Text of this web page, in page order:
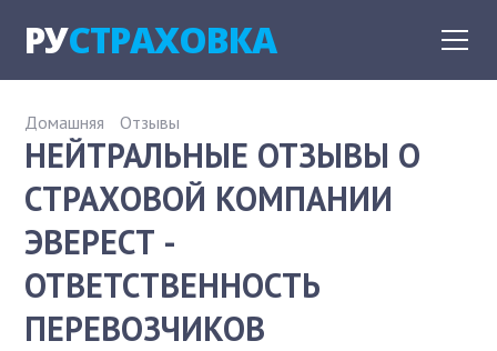
РУСТРАХОВКА
Домашняя Отзывы
НЕЙТРАЛЬНЫЕ ОТЗЫВЫ О
СТРАХОВОЙ КОМПАНИИ
ЭВЕРЕСТ -
ОТВЕТСТВЕННОСТЬ
ПЕРЕВОЗЧИКОВ